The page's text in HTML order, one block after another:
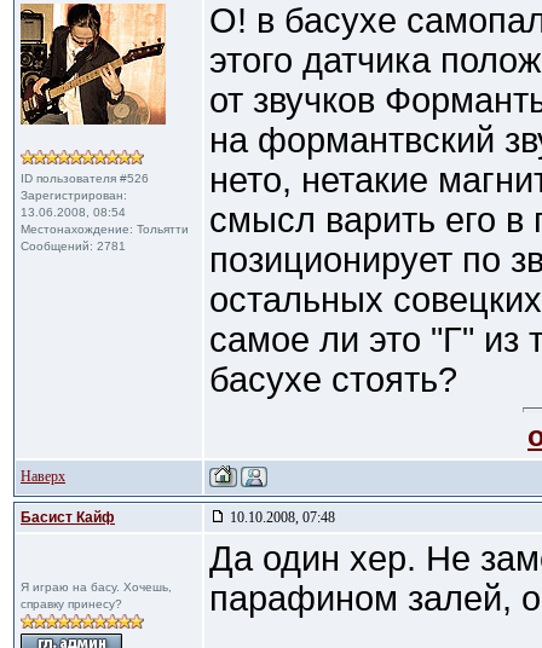
ID пользователя #526
Зарегистрирован:
13.06.2008, 08:54
Местонахождение: Тольятти
Сообщений: 2781
О! в басухе
этого датчика
от звучков
на формантвский
нето, нетакие
смысл варить его
позиционирует по
остальных
самое ли это "Г" из
басухе стоять?
Наверх
Басист Кайф 10.10.2008, 07:48
Я играю на басу. Хочешь,
справку принесу?
Да один хер. Не
парафином залей,